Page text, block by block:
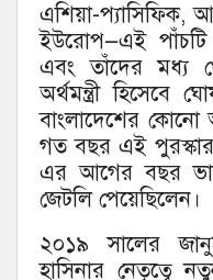
এশিয়া-প্যাসিফিক,
ইউরোপ—এই পাঁচটি
এবং তাঁদের মধ্য
অর্থমন্ত্রী হিসেবে
বাংলাদেশের কোনো
গত বছর এই পুরস্কার
এর আগের বছর
জেটলি পেয়েছিলেন।
২০১৯ সালের
হাসিনার নেতৃত্বে